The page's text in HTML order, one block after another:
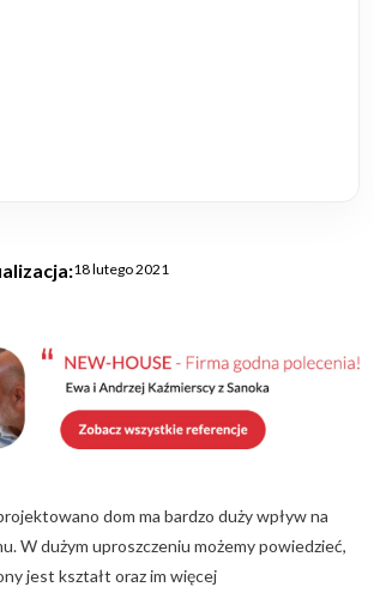
18 lutego 2021
dom ma bardzo duży wpływ na
W dużym uproszczeniu możemy powiedzieć,
jest kształt oraz im więcej